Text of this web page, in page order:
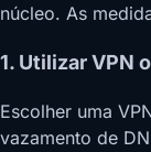
núcleo. As
1. Utilizar VPN
Escolher uma
vazamento de